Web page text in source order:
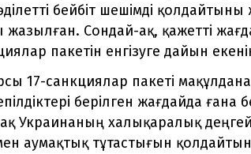
бейбіт шешімді қолдайтыны
Сондай-ақ, қажетті
пакетін енгізуге дайын
17-санкциялар пакеті
берілген жағдайда ғана
Украинаның халықаралық
аумақтық тұтастығын